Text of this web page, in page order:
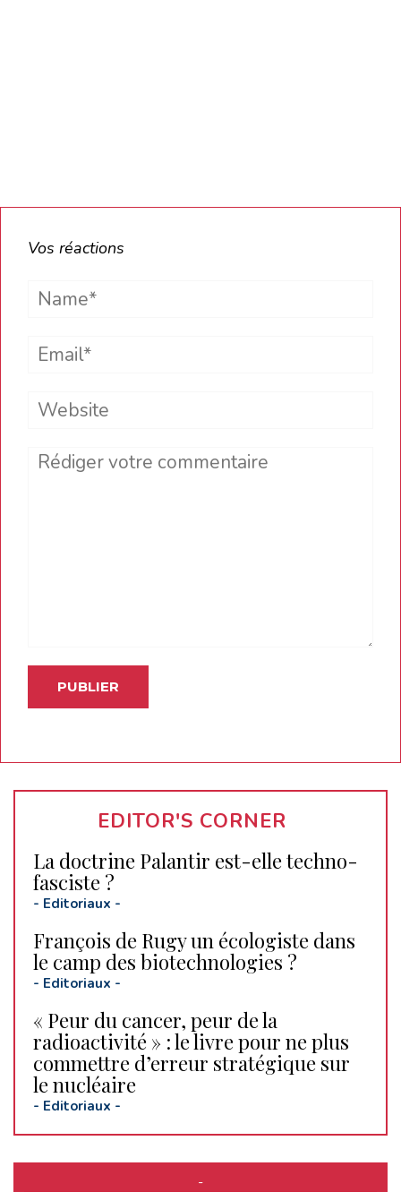
Vos réactions
Name*
Email*
Website
Comment
EDITOR'S CORNER
La doctrine Palantir est-elle techno-
fasciste ?
- Editoriaux -
François de Rugy un écologiste dans
le camp des biotechnologies ?
- Editoriaux -
« Peur du cancer, peur de la
radioactivité » : le livre pour ne plus
commettre d’erreur stratégique sur
le nucléaire
- Editoriaux -
-